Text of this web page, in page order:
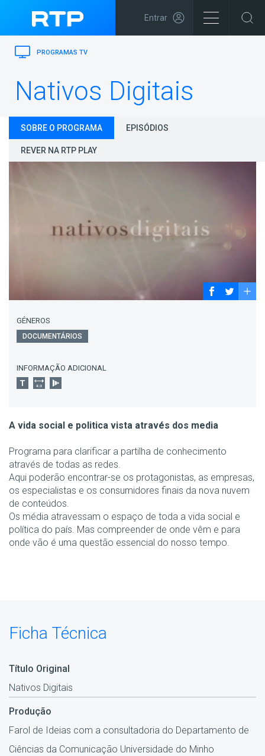
Entrar
PROGRAMAS TV
Nativos Digitais
SOBRE O PROGRAMA EPISÓDIOS
REVER NA RTP PLAY
GÉNEROS
DOCUMENTÁRIOS
INFORMAÇÃO ADICIONAL
A vida social e politica vista através dos media
Programa para clarificar a partilha de conhecimento
através de todas as redes.
Aqui poderão encontrar-se os protagonistas, as empresas,
os especialistas e os consumidores finais da nova nuvem
de conteúdos.
Os média atravessam o espaço de toda a vida social e
política do país. Mas compreender de onde vêm e para
onde vão é uma questão essencial do nosso tempo.
Ficha Técnica
Título Original
Nativos Digitais
Produção
Farol de Ideias com a consultadoria do Departamento de
Ciências da Comunicação Universidade do Minho